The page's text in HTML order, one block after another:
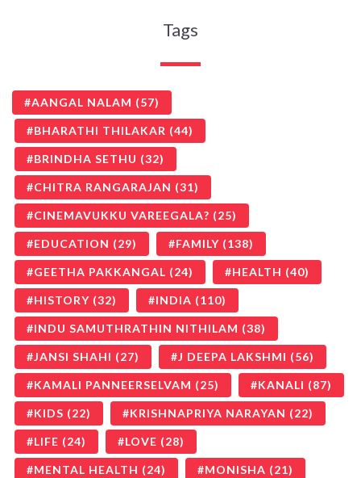
Tags
AANGAL NALAM (57)
BHARATHI THILAKAR (44)
BRINDHA SETHU (32)
CHITRA RANGARAJAN (31)
CINEMAVUKKU VAREEGALA? (25)
EDUCATION (29) FAMILY (138)
GEETHA PAKKANGAL (24) HEALTH (40)
HISTORY (32) INDIA (110)
INDU SAMUTHRATHIN NITHILAM (38)
JANSI SHAHI (27) J DEEPA LAKSHMI (56)
KAMALI PANNEERSELVAM (25) KANALI (87)
KIDS (22) KRISHNAPRIYA NARAYAN (22)
LIFE (24) LOVE (28)
MENTAL HEALTH (24) MONISHA (21)